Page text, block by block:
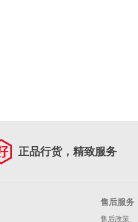
正品行货，精致服务
售后服务
售后政策